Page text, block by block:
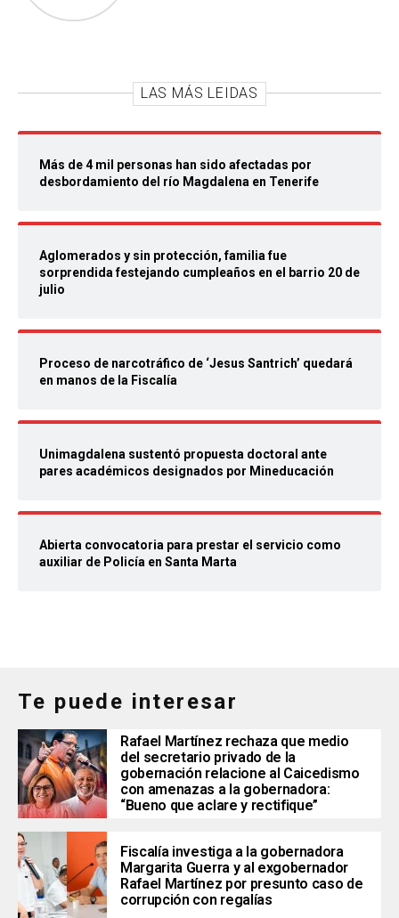
LAS MÁS LEIDAS
Más de 4 mil personas han sido afectadas por
desbordamiento del río Magdalena en Tenerife
Aglomerados y sin protección, familia fue
sorprendida festejando cumpleaños en el barrio 20 de
julio
Proceso de narcotráfico de ‘Jesus Santrich’ quedará
en manos de la Fiscalía
Unimagdalena sustentó propuesta doctoral ante
pares académicos designados por Mineducación
Abierta convocatoria para prestar el servicio como
auxiliar de Policía en Santa Marta
Te puede interesar
Rafael Martínez rechaza que medio
del secretario privado de la
gobernación relacione al Caicedismo
con amenazas a la gobernadora:
“Bueno que aclare y rectifique”
Fiscalía investiga a la gobernadora
Margarita Guerra y al exgobernador
Rafael Martínez por presunto caso de
corrupción con regalías